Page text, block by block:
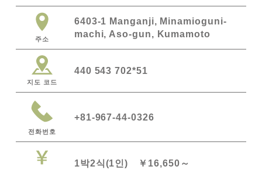
주소
6403-1 Manganji, Minamioguni-
machi, Aso-gun, Kumamoto
지도 코드
440 543 702*51
전화번호
+81-967-44-0326
1박2식(1인) ￥16,650～